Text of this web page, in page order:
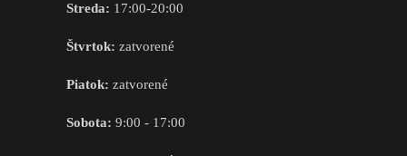
Streda: 17:00-20:00
Štvrtok: zatvorené
Piatok: zatvorené
Sobota: 9:00 - 17:00